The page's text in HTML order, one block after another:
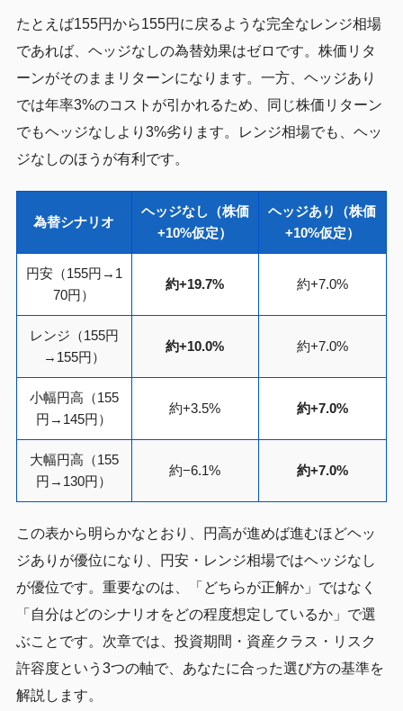
たとえば155円から155円に戻るような完全なレンジ相場
であれば、ヘッジなしの為替効果はゼロです。株価リタ
ーンがそのままリターンになります。一方、ヘッジあり
では年率3%のコストが引かれるため、同じ株価リターン
でもヘッジなしより3%劣ります。レンジ相場でも、ヘッ
ジなしのほうが有利です。
為替シナリオ
ヘッジなし（株価
+10%仮定）
ヘッジあり（株価
+10%仮定）
円安（155円→1
70円）
約+19.7% 約+7.0%
レンジ（155円
→155円）
約+10.0% 約+7.0%
小幅円高（155
円→145円）
約+3.5% 約+7.0%
大幅円高（155
円→130円）
約−6.1% 約+7.0%
この表から明らかなとおり、円高が進めば進むほどヘッ
ジありが優位になり、円安・レンジ相場ではヘッジなし
が優位です。重要なのは、「どちらが正解か」ではなく
「自分はどのシナリオをどの程度想定しているか」で選
ぶことです。次章では、投資期間・資産クラス・リスク
許容度という3つの軸で、あなたに合った選び方の基準を
解説します。